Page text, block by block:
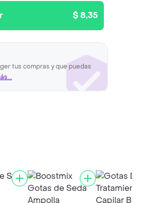
$ 8,35
tus compras y que puedas